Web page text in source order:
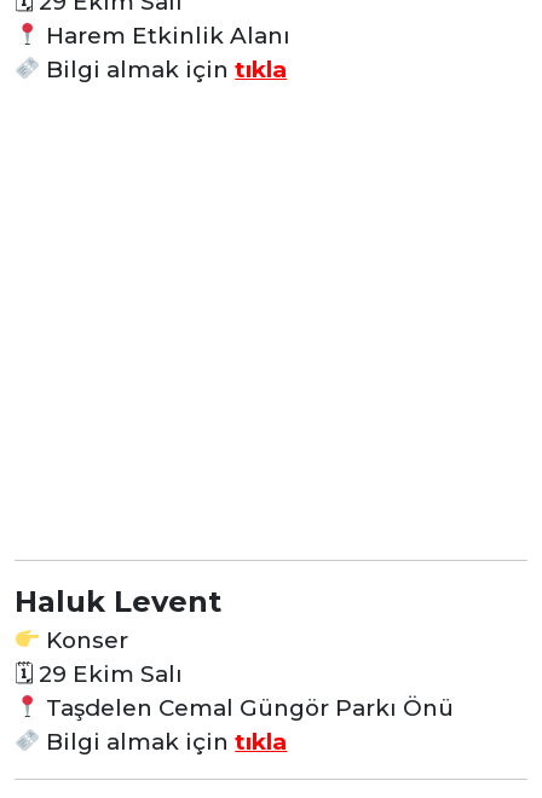
Harem Etkinlik Alanı
Bilgi almak için tıkla
Haluk Levent
Konser
🗓 29 Ekim Salı
Taşdelen Cemal Güngör Parkı Önü
Bilgi almak için tıkla